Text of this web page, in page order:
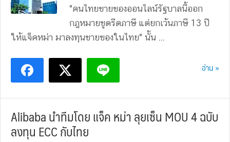
"คนไทยขายของออนไลน์รัฐบาลนี้ออก
กฎหมายขูดรีดภาษี แต่ยกเว้นภาษี 13 ปี
ให้แจ็คหม่า มาลงทุนขายของในไทย" นั้น ...
อ่าน »
Alibaba นำทีมโดย แจ็ค หม่า ลุยเซ็น MOU 4 ฉบับ
ลงทุน ECC กับไทย